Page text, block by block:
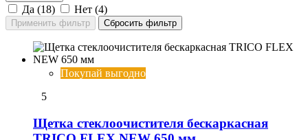
Да (18) Нет (4)
Покупай выгодно
5
Щетка стеклоочистителя бескаркасная